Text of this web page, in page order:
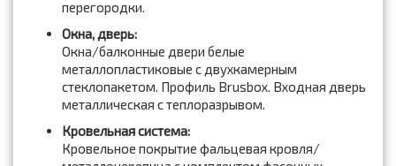
перегородки.
Окна, дверь:
Окна/балконные двери белые
металлопластиковые с двухкамерным
стеклопакетом. Профиль Brusbox. Входная дверь
металлическая с теплоразрывом.
Кровельная система:
Кровельное покрытие фальцевая кровля/